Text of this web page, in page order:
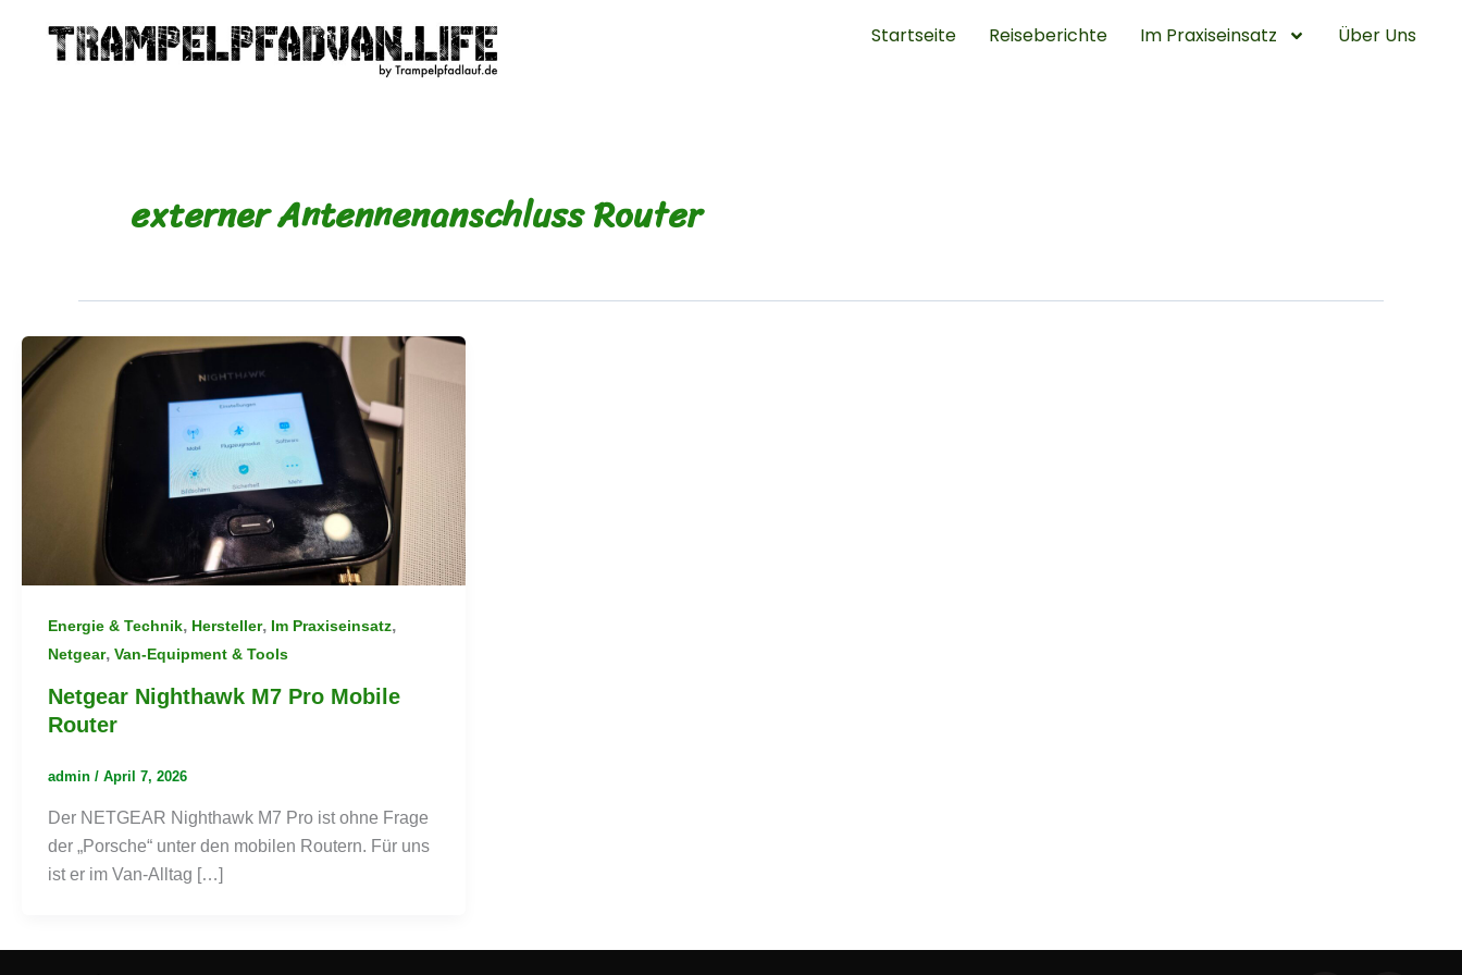
Startseite Reiseberichte Im Praxiseinsatz Über Uns
externer Antennenanschluss Router
Energie & Technik, Hersteller, Im Praxiseinsatz,
Netgear, Van-Equipment & Tools
Netgear Nighthawk M7 Pro Mobile
Router
admin / April 7, 2026
Der NETGEAR Nighthawk M7 Pro ist ohne Frage
der „Porsche“ unter den mobilen Routern. Für uns
ist er im Van-Alltag […]